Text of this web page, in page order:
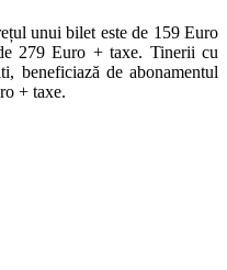
unui bilet este de 159 Euro
279 Euro + taxe. Tinerii cu
beneficiază de abonamentul
+ taxe.